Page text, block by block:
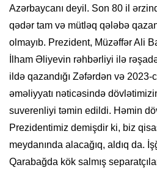
Azərbaycanı deyil. Son 80 il
qədər tam və mütləq qələbə
olmayıb. Prezident, Müzəffər Ali
İlham Əliyevin rəhbərliyi ilə
ildə qazandığı Zəfərdən və
əməliyyatı nəticəsində
suverenliyi təmin edildi. Həmin
Prezidentimiz demişdir ki, biz
meydanında alacağıq, aldıq da.
Qarabağda kök salmış